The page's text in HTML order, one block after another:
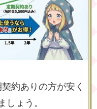
約ありの方が安く
しょう。